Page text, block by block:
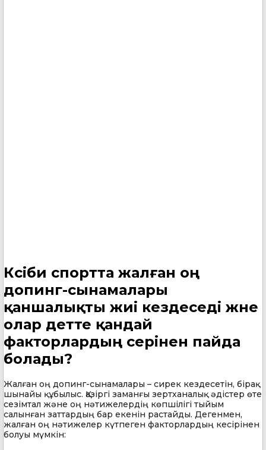
Кәсіби спортта жалған оң
допинг-сынамалары
қаншалықты жиі кездеседі және
олар әдетте қандай
факторлардың әсерінен пайда
болады?
Жалған оң допинг-сынамалары – сирек кездесетін, бірақ
шынайы құбылыс. Қазіргі заманғы зертханалық әдістер өте
сезімтал және оң нәтижелердің көпшілігі тыйым
салынған заттардың бар екенін растайды. Дегенмен,
жалған оң нәтижелер күтпеген факторлардың кесірінен
болуы мүмкін: